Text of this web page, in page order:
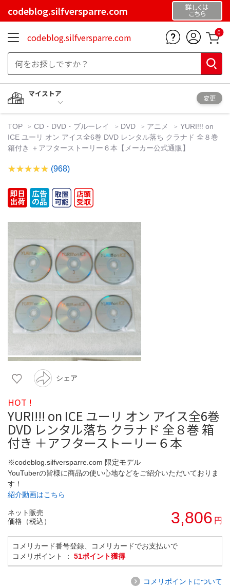
codeblog.silfversparre.com 詳しくは
こちら
codeblog.silfversparre.com 0
マイストア
変更
TOP CD・DVD・ブルーレイ DVD アニメ
YURI!!! on
ICE ユーリ オン アイス全6巻 DVD レンタル落ち クラナド 全８巻
箱付き ＋アフターストーリー６本【メーカー公式通販】
(968)
シェア
HOT !
YURI!!! on ICE ユーリ オン アイス全6巻
DVD レンタル落ち クラナド 全８巻 箱
付き ＋アフターストーリー６本
※codeblog.silfversparre.com 限定モデル
YouTuberの皆様に商品の使い心地などをご紹介いただいておりま
す！
紹介動画はこちら
ネット販売
価格（税込）
3,806 円
コメリカード番号登録、コメリカードでお支払いで
コメリポイント ： 51ポイント獲得
コメリポイントについて